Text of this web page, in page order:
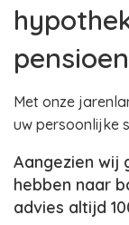
Met onze
uw persoonlijke
Aangezien wij
hebben naar
advies altijd